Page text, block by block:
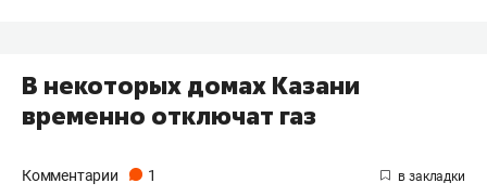
В некоторых домах Казани
временно отключат газ
Комментарии 1